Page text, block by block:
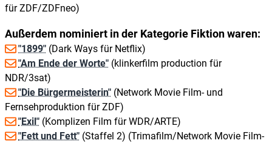
für ZDF/ZDFneo)
Außerdem nominiert in der Kategorie Fiktion waren:
"1899" (Dark Ways für Netflix)
"Am Ende der Worte" (klinkerfilm production für
NDR/3sat)
"Die Bürgermeisterin" (Network Movie Film- und
Fernsehproduktion für ZDF)
"Exil" (Komplizen Film für WDR/ARTE)
"Fett und Fett" (Staffel 2) (Trimafilm/Network Movie Film-